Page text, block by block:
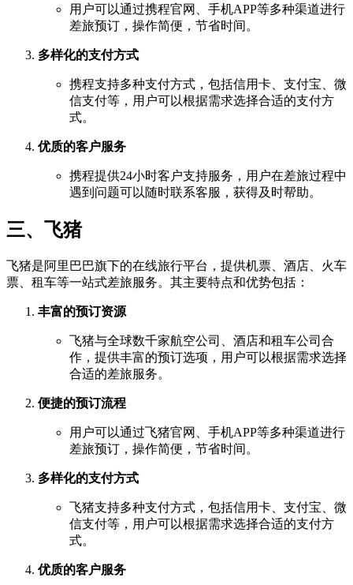
用户可以通过携程官网、手机APP等多种渠道进行
差旅预订，操作简便，节省时间。
多样化的支付方式
携程支持多种支付方式，包括信用卡、支付宝、微
信支付等，用户可以根据需求选择合适的支付方
式。
优质的客户服务
携程提供24小时客户支持服务，用户在差旅过程中
遇到问题可以随时联系客服，获得及时帮助。
三、飞猪
飞猪是阿里巴巴旗下的在线旅行平台，提供机票、酒店、火车
票、租车等一站式差旅服务。其主要特点和优势包括：
丰富的预订资源
飞猪与全球数千家航空公司、酒店和租车公司合
作，提供丰富的预订选项，用户可以根据需求选择
合适的差旅服务。
便捷的预订流程
用户可以通过飞猪官网、手机APP等多种渠道进行
差旅预订，操作简便，节省时间。
多样化的支付方式
飞猪支持多种支付方式，包括信用卡、支付宝、微
信支付等，用户可以根据需求选择合适的支付方
式。
优质的客户服务